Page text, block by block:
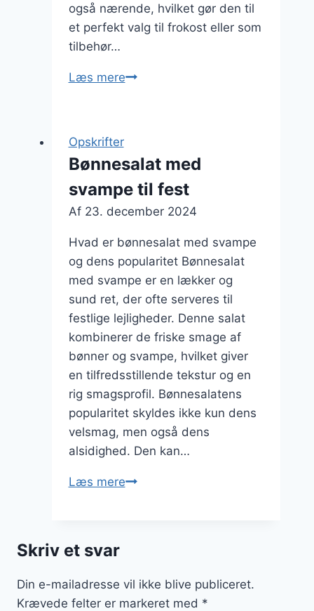
også nærende, hvilket gør den til
et perfekt valg til frokost eller som
tilbehør…
Læs mereBønnesalat
lime
Opskrifter
Bønnesalat med
svampe til fest
Af 23. december 2024
Hvad er bønnesalat med svampe
og dens popularitet Bønnesalat
med svampe er en lækker og
sund ret, der ofte serveres til
festlige lejligheder. Denne salat
kombinerer de friske smage af
bønner og svampe, hvilket giver
en tilfredsstillende tekstur og en
rig smagsprofil. Bønnesalatens
popularitet skyldes ikke kun dens
velsmag, men også dens
alsidighed. Den kan…
Læs mereBønnesalat
Skriv et svar
Din e-mailadresse vil ikke blive publiceret.
Krævede felter er markeret med *